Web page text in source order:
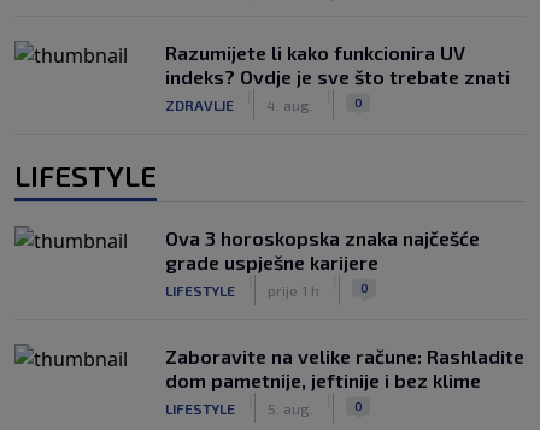
Razumijete li kako funkcionira UV
indeks? Ovdje je sve što trebate znati
ZDRAVLJE 4. aug. 0
LIFESTYLE
Ova 3 horoskopska znaka najčešće
grade uspješne karijere
LIFESTYLE prije 1 h 0
Zaboravite na velike račune: Rashladite
dom pametnije, jeftinije i bez klime
LIFESTYLE 5. aug. 0